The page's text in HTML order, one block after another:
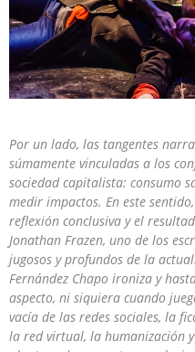
Por un lado, las tangentes
súmamente vinculadas a los
sociedad capitalista: consumo
medir impactos. En este
reflexión conclusiva y el
Jonathan Frazen, uno de los
jugosos y profundos de la
Fernández Chapo ironiza y
aspecto, ni siquiera cuando
vacía de las redes sociales, la
la red virtual, la humanización